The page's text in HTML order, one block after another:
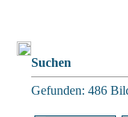
Suchen
Gefunden: 486